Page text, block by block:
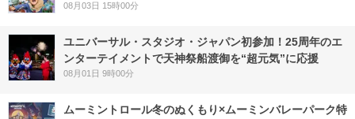
08月03日 15時00分
ユニバーサル・スタジオ・ジャパン初参加！25周年のエ
ンターテイメントで天神祭船渡御を“超元気”に応援
08月01日 9時00分
ムーミントロール冬のぬくもり×ムーミンバレーパーク特